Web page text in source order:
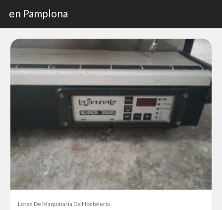
en Pamplona
Lotes De Maquinaria De Hostelería